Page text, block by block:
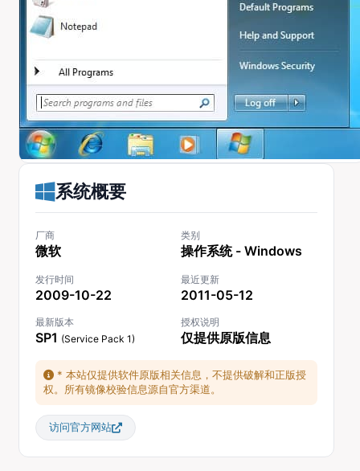
系统概要
厂商
微软
类别
操作系统 - Windows
发行时间
2009-10-22
最近更新
2011-05-12
最新版本
SP1 (Service Pack 1)
授权说明
仅提供原版信息
* 本站仅提供软件原版相关信息，不提供破解和正版授
权。所有镜像校验信息源自官方渠道。
访问官方网站